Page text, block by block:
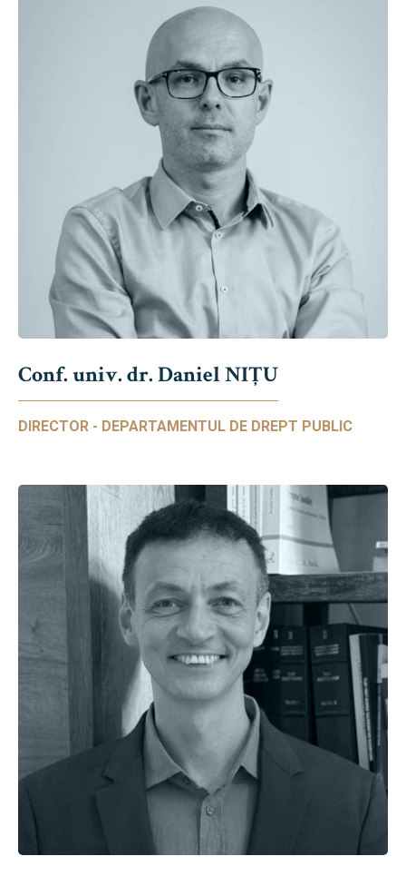
Conf. univ. dr. Daniel NIŢU
DIRECTOR - DEPARTAMENTUL DE DREPT PUBLIC